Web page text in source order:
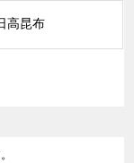
高昆布